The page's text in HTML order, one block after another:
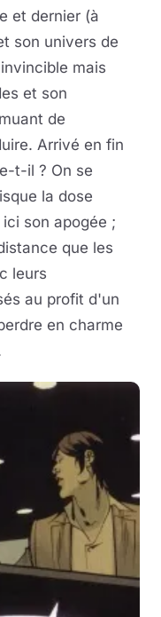
et dernier (à
son univers de
mais
et son
de
Arrivé en fin
t-il ? On se
la dose
son apogée ;
que les
leurs
au profit d'un
en charme